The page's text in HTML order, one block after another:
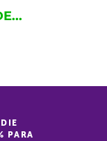
PARA